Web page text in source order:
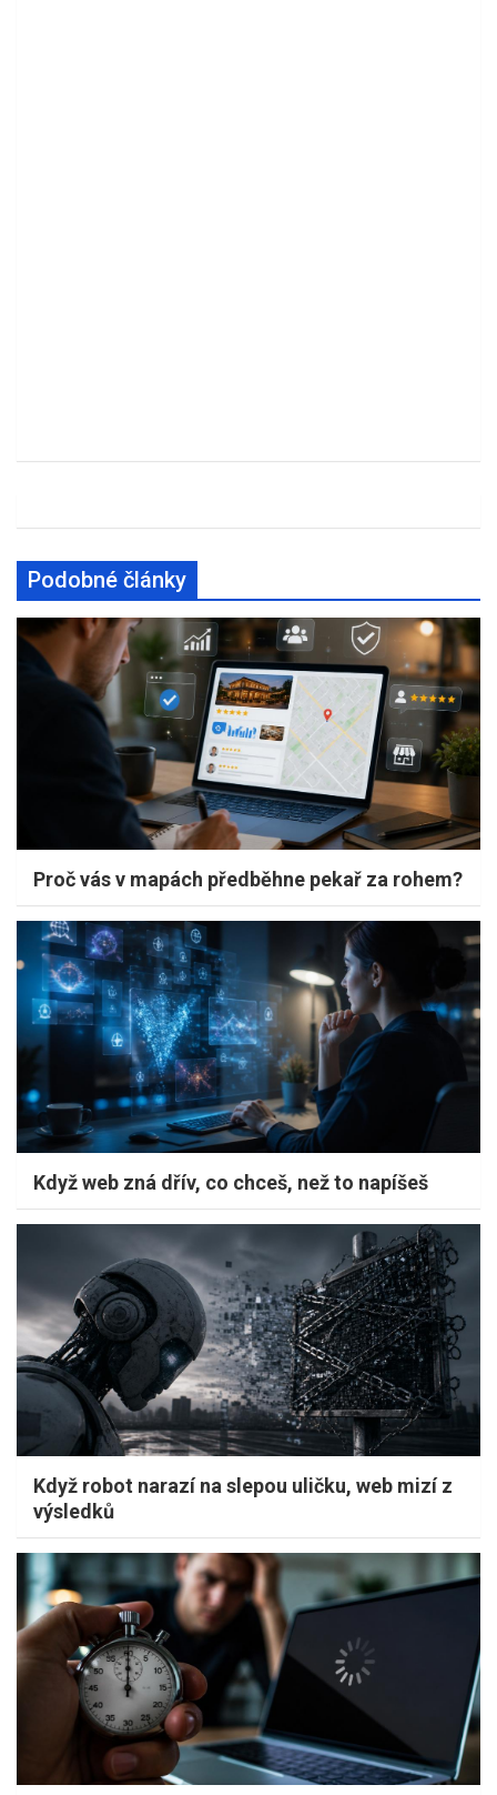
Podobné články
Proč vás v mapách předběhne pekař za rohem?
Když web zná dřív, co chceš, než to napíšeš
Když robot narazí na slepou uličku, web mizí z
výsledků